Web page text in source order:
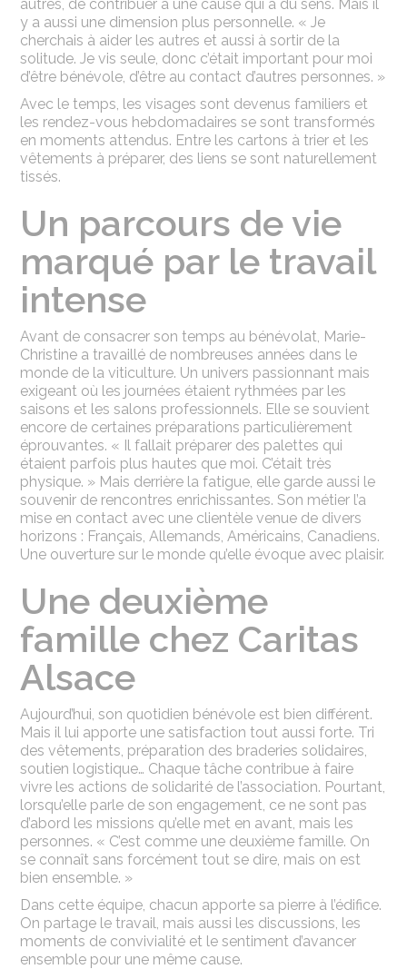
autres, de contribuer à une cause qui a du sens. Mais il
y a aussi une dimension plus personnelle. « Je
cherchais à aider les autres et aussi à sortir de la
solitude. Je vis seule, donc c’était important pour moi
d’être bénévole, d’être au contact d’autres personnes. »
Avec le temps, les visages sont devenus familiers et
les rendez-vous hebdomadaires se sont transformés
en moments attendus. Entre les cartons à trier et les
vêtements à préparer, des liens se sont naturellement
tissés.
Un parcours de vie
marqué par le travail
intense
Avant de consacrer son temps au bénévolat, Marie-
Christine a travaillé de nombreuses années dans le
monde de la viticulture. Un univers passionnant mais
exigeant où les journées étaient rythmées par les
saisons et les salons professionnels. Elle se souvient
encore de certaines préparations particulièrement
éprouvantes. « Il fallait préparer des palettes qui
étaient parfois plus hautes que moi. C’était très
physique. » Mais derrière la fatigue, elle garde aussi le
souvenir de rencontres enrichissantes. Son métier l’a
mise en contact avec une clientèle venue de divers
horizons : Français, Allemands, Américains, Canadiens.
Une ouverture sur le monde qu’elle évoque avec plaisir.
Une deuxième
famille chez Caritas
Alsace
Aujourd’hui, son quotidien bénévole est bien différent.
Mais il lui apporte une satisfaction tout aussi forte. Tri
des vêtements, préparation des braderies solidaires,
soutien logistique… Chaque tâche contribue à faire
vivre les actions de solidarité de l’association. Pourtant,
lorsqu’elle parle de son engagement, ce ne sont pas
d’abord les missions qu’elle met en avant, mais les
personnes. « C’est comme une deuxième famille. On
se connaît sans forcément tout se dire, mais on est
bien ensemble. »
Dans cette équipe, chacun apporte sa pierre à l’édifice.
On partage le travail, mais aussi les discussions, les
moments de convivialité et le sentiment d’avancer
ensemble pour une même cause.